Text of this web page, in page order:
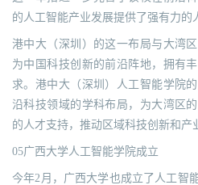
的人工智能产业发展提供了强有力的
港中大（深圳）的这一布局与大湾
为中国科技创新的前沿阵地，拥有
求。港中大（深圳）人工智能学院
沿科技领域的学科布局，为大湾区
的人才支持，推动区域科技创新和产
05广西大学人工智能学院成立
今年2月，广西大学也成立了人工智